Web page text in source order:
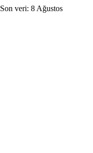
Son veri: 8 Ağustos